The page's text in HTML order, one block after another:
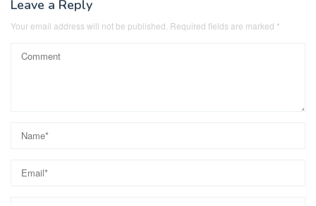
Leave a Reply
Your email address will not be published. Required fields are marked *